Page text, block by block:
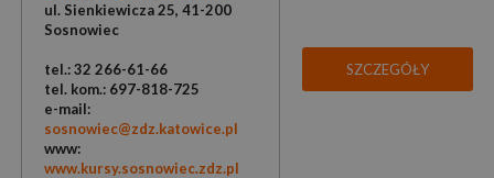
ul. Sienkiewicza 25, 41-200
Sosnowiec
tel.: 32 266-61-66
tel. kom.: 697-818-725
e-mail:
sosnowiec@zdz.katowice.pl
www:
www.kursy.sosnowiec.zdz.pl
SZCZEGÓŁY